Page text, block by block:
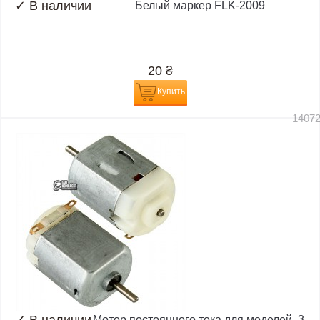
✓ В наличии Белый маркер FLK-2009
20 ₴
Купить